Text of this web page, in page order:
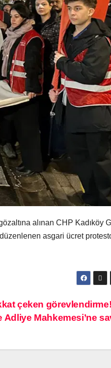
alınan CHP Kadıköy
asgari ücret
çeken
Mahkemesi’ne